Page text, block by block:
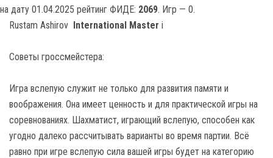
на дату 01.04.2025 рейтинг ФИДЕ: 2069. Игр — 0.
Rustam Ashirov International Master i
Советы гроссмейстера:
Игра вслепую служит не только для развития памяти и
воображения. Она имеет ценность и для практической игры на
соревнованиях. Шахматист, играющий вслепую, способен как
угодно далеко рассчитывать варианты во время партии. Всё
равно при игре вслепую сила вашей игры будет на категорию